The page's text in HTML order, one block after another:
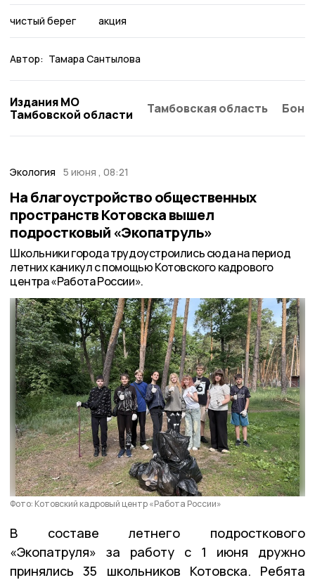
чистый берег акция
Автор: Тамара Сантылова
Издания МО
Тамбовской области
Тамбовская область
Экология 5 июня , 08:21
На благоустройство общественных
пространств Котовска вышел
подростковый «Экопатруль»
Школьники города трудоустроились сюда на период
летних каникул с помощью Котовского кадрового
центра «Работа России».
Фото: Котовский кадровый центр «Работа России»
В составе летнего подросткового
«Экопатруля» за работу с 1 июня дружно
принялись 35 школьников Котовска. Ребята